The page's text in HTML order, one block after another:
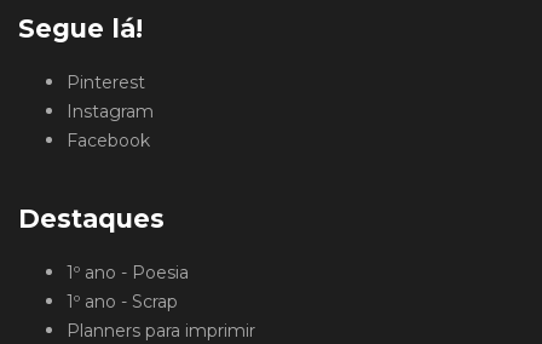
Segue lá!
Pinterest
Instagram
Facebook
Destaques
1º ano - Poesia
1º ano - Scrap
Planners para imprimir